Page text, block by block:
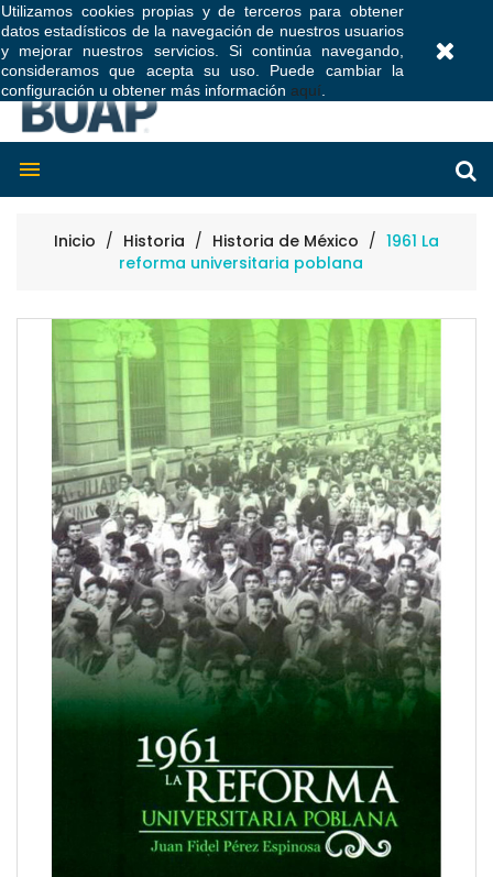
Utilizamos cookies propias y de terceros para obtener
datos estadísticos de la navegación de nuestros usuarios
y mejorar nuestros servicios. Si continúa navegando,
consideramos que acepta su uso. Puede cambiar la
configuración u obtener más información aquí

Inicio Historia Historia de México
1961 La
reforma universitaria poblana